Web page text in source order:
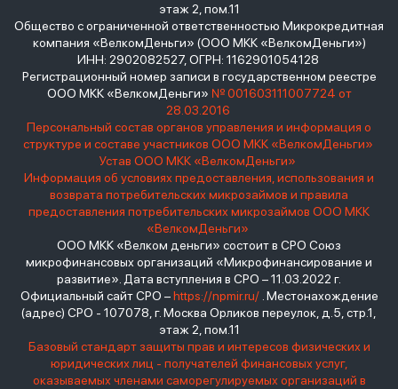
этаж 2, пом.11
Общество с ограниченной ответственностью Микрокредитная
компания «ВелкомДеньги» (ООО МКК «ВелкомДеньги»)
ИНН: 2902082527, ОГРН: 1162901054128
Регистрационный номер записи в государственном реестре
ООО МКК «ВелкомДеньги» № 001603111007724 от
28.03.2016
Персональный состав органов управления и информация о
структуре и составе участников ООО МКК «ВелкомДеньги»
Устав ООО МКК «ВелкомДеньги»
Информация об условиях предоставления, использования и
возврата потребительских микрозаймов и правила
предоставления потребительских микрозаймов ООО МКК
«ВелкомДеньги»
ООО МКК «Велком деньги» состоит в СРО Союз
микрофинансовых организаций «Микрофинансирование и
развитие». Дата вступления в СРО – 11.03.2022 г.
Официальный сайт СРО –https://npmir.ru/. Местонахождение
(адрес) СРО - 107078, г. Москва Орликов переулок, д.5, стр.1,
этаж 2, пом.11
Базовый стандарт защиты прав и интересов физических и
юридических лиц - получателей финансовых услуг,
оказываемых членами саморегулируемых организаций в